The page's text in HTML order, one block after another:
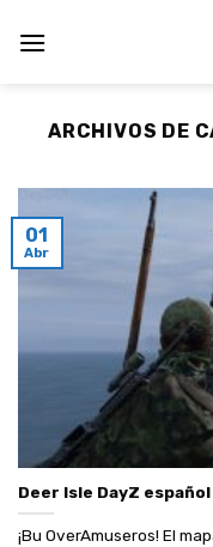
ARCHIVOS DE
Deer Isle DayZ español
¡Bu OverAmuseros! El
01
Abr